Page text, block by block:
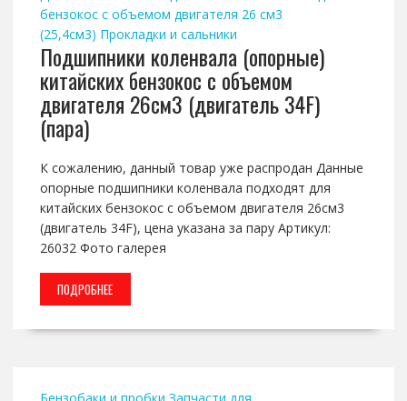
бензокос с объемом двигателя 26 см3
(25,4см3) Прокладки и сальники
Подшипники коленвала (опорные)
китайских бензокос с объемом
двигателя 26см3 (двигатель 34F)
(пара)
К сожалению, данный товар уже распродан Данные
опорные подшипники коленвала подходят для
китайских бензокос с объемом двигателя 26см3
(двигатель 34F), цена указана за пару Артикул:
26032 Фото галерея
ПОДРОБНЕЕ